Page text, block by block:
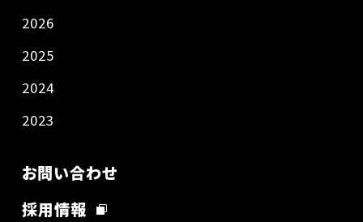
2026
2025
2024
2023
お問い合わせ
採用情報